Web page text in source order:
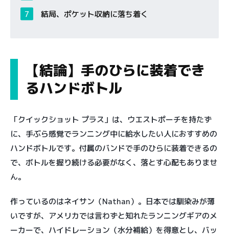
結局、ポケット収納に落ち着く
【結論】手のひらに装着でき
るハンドボトル
「クイックショット プラス」は、ウエストポーチを持たず
に、手ぶら感覚でランニング中に給水したい人におすすめの
ハンドボトルです。付属のバンドで手のひらに装着できるの
で、ボトルを握り続ける必要がなく、落とす心配もありませ
ん。
作っているのはネイサン（Nathan）。日本では馴染みが薄
いですが、アメリカでは言わずと知れたランニングギアのメ
ーカーで、ハイドレーション（水分補給）を得意とし、バッ